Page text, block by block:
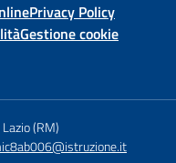
Privacy Policy
Gestione cookie
(RM)